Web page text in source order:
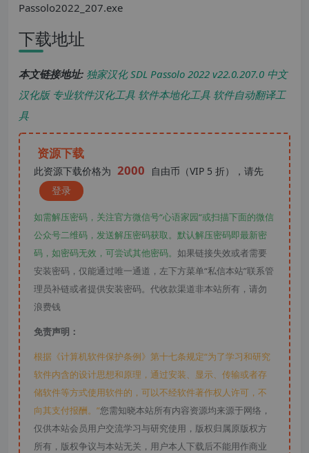
Passolo2022_207.exe
下载地址
本文链接地址: 独家汉化 SDL Passolo 2022 v22.0.207.0 中文
汉化版 专业软件汉化工具 软件本地化工具 软件自动翻译工
具
资源下载
此资源下载价格为 2000
自由币（VIP 5 折），请先
登录
如需解压密码，关注官方微信号“心语家园“或扫描下面的微信
公众号二维码，发送解压密码获取。默认解压密码即最新密
码，如密码无效，可尝试其他密码。 如果链接失效或者需要
安装密码，仅能通过唯一通道，左下方菜单“私信本站”联系管
理员补链或者提供安装密码。代收款渠道非本站所有，请勿
浪费钱
免责声明：
根据《计算机软件保护条例》第十七条规定“为了学习和研究
软件内含的设计思想和原理，通过安装、显示、传输或者存
储软件等方式使用软件的，可以不经软件著作权人许可，不
向其支付报酬。”您需知晓本站所有内容资源均来源于网络，
仅供本站会员用户交流学习与研究使用，版权归属原版权方
所有，版权争议与本站无关，用户本人下载后不能用作商业